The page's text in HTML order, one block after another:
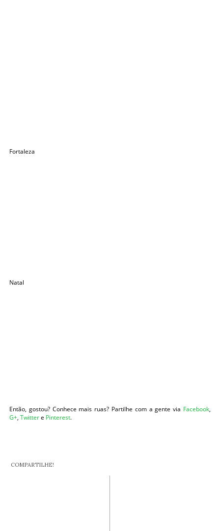
Fortaleza
Natal
Então, gostou? Conhece mais ruas? Partilhe com a gente via Facebook,
G+, Twittere Pinterest.
COMPARTILHE!